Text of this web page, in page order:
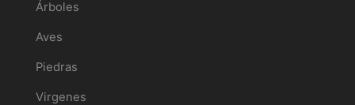
Árboles
Aves
Piedras
Virgenes